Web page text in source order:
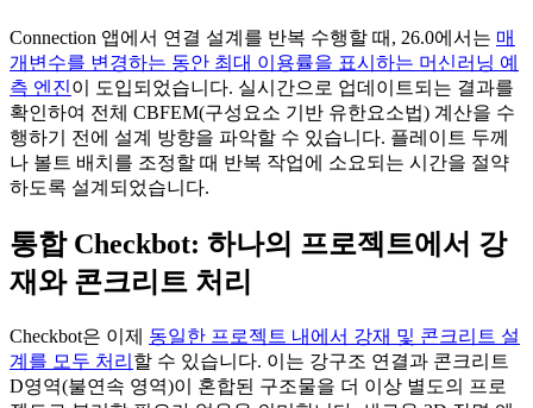
Connection 앱에서 연결 설계를 반복 수행할 때, 26.0에서는 매
개변수를 변경하는 동안 최대 이용률을 표시하는 머신러닝 예
측 엔진이 도입되었습니다. 실시간으로 업데이트되는 결과를
확인하여 전체 CBFEM(구성요소 기반 유한요소법) 계산을 수
행하기 전에 설계 방향을 파악할 수 있습니다. 플레이트 두께
나 볼트 배치를 조정할 때 반복 작업에 소요되는 시간을 절약
하도록 설계되었습니다.
통합 Checkbot: 하나의 프로젝트에서 강
재와 콘크리트 처리
Checkbot은 이제 동일한 프로젝트 내에서 강재 및 콘크리트 설
계를 모두 처리 할 수 있습니다. 이는 강구조 연결과 콘크리트
D영역(불연속 영역)이 혼합된 구조물을 더 이상 별도의 프로